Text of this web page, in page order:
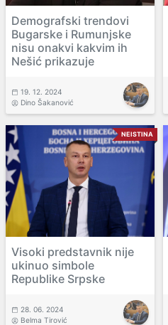
Demografski trendovi
Bugarske i Rumunjske
nisu onakvi kakvim ih
Nešić prikazuje
19. 12. 2024
Dino Šakanović
NEISTINA
Visoki predstavnik nije
ukinuo simbole
Republike Srpske
28. 06. 2024
Belma Tirović